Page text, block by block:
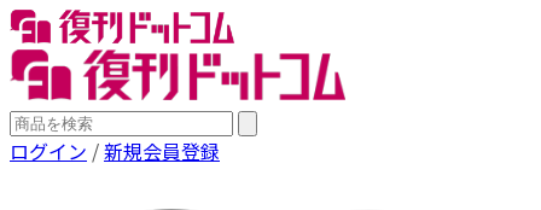
ログイン /新規会員登録